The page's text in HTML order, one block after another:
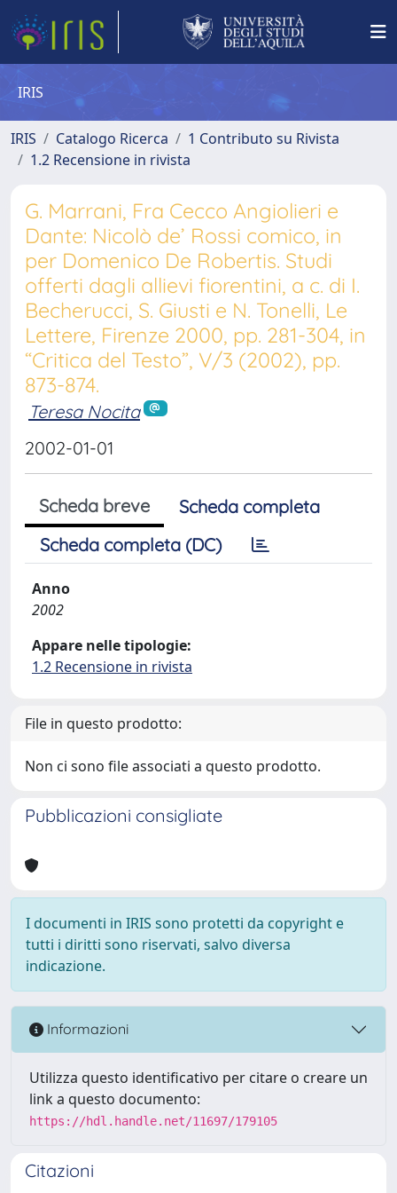
IRIS
IRIS Catalogo Ricerca
1 Contributo su Rivista
1.2 Recensione in rivista
G. Marrani, Fra Cecco Angiolieri e
Dante: Nicolò de’ Rossi comico, in
per Domenico De Robertis. Studi
offerti dagli allievi fiorentini, a c. di I.
Becherucci, S. Giusti e N. Tonelli, Le
Lettere, Firenze 2000, pp. 281-304, in
“Critica del Testo”, V/3 (2002), pp.
873-874.
Teresa Nocita
2002-01-01
Scheda breve
Scheda completa
Scheda completa (DC)
Anno
2002
Appare nelle tipologie:
1.2 Recensione in rivista
File in questo prodotto:
Non ci sono file associati a questo prodotto.
Pubblicazioni consigliate
I documenti in IRIS sono protetti da copyright e
tutti i diritti sono riservati, salvo diversa
indicazione.
Informazioni
Utilizza questo identificativo per citare o creare un
link a questo documento:
https://hdl.handle.net/11697/179105
Citazioni